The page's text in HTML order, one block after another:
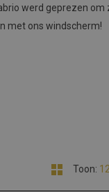
werd geprezen
met ons windscherm!
Toon: